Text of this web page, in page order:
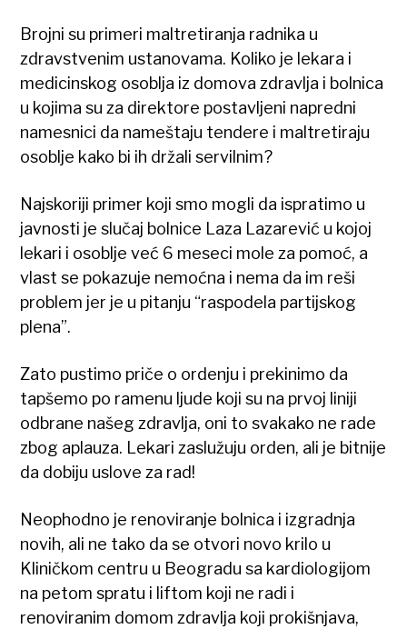
Brojni su primeri maltretiranja radnika u
zdravstvenim ustanovama. Koliko je lekara i
medicinskog osoblja iz domova zdravlja i bolnica
u kojima su za direktore postavljeni napredni
namesnici da nameštaju tendere i maltretiraju
osoblje kako bi ih držali servilnim?
Najskoriji primer koji smo mogli da ispratimo u
javnosti je slučaj bolnice Laza Lazarević u kojoj
lekari i osoblje već 6 meseci mole za pomoć, a
vlast se pokazuje nemoćna i nema da im reši
problem jer je u pitanju “raspodela partijskog
plena”.
Zato pustimo priče o ordenju i prekinimo da
tapšemo po ramenu ljude koji su na prvoj liniji
odbrane našeg zdravlja, oni to svakako ne rade
zbog aplauza. Lekari zaslužuju orden, ali je bitnije
da dobiju uslove za rad!
Neophodno je renoviranje bolnica i izgradnja
novih, ali ne tako da se otvori novo krilo u
Kliničkom centru u Beogradu sa kardiologijom
na petom spratu i liftom koji ne radi i
renoviranim domom zdravlja koji prokišnjava,